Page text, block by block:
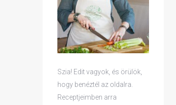
Szia! Edit vagyok, és örülök,
hogy benéztél az oldalra.
Receptjeimben arra